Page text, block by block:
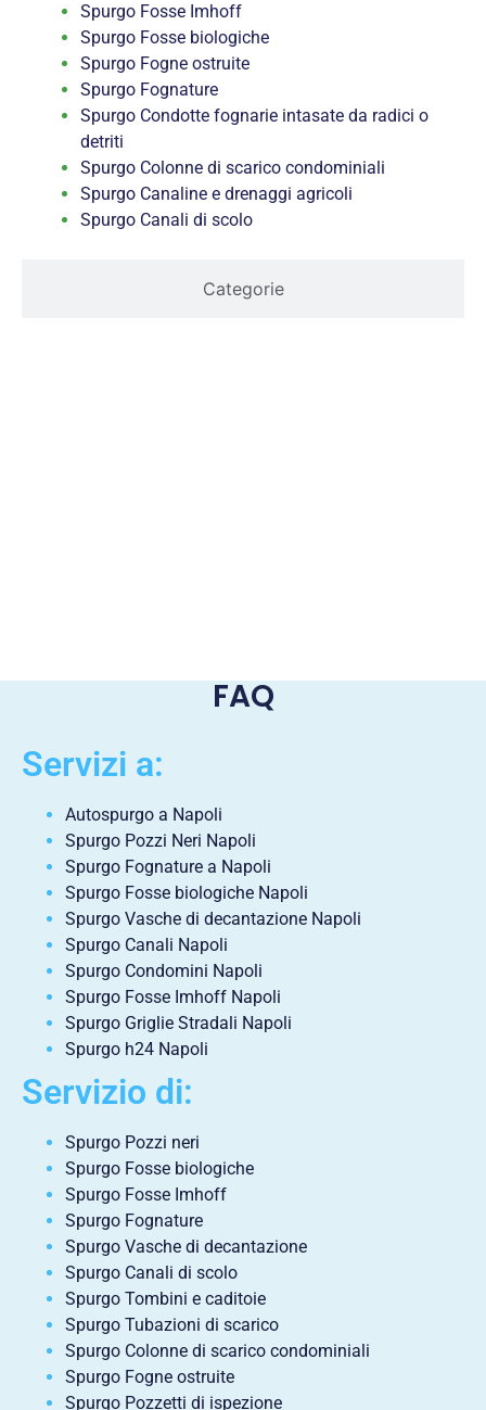
Categorie
Spurgo Fosse Imhoff
Spurgo Fosse biologiche
Spurgo Fogne ostruite
Spurgo Fognature
Spurgo Condotte fognarie intasate da radici o
detriti
Spurgo Colonne di scarico condominiali
Spurgo Canaline e drenaggi agricoli
Spurgo Canali di scolo
FAQ
Servizi a:
Autospurgo a Napoli
Spurgo Pozzi Neri Napoli
Spurgo Fognature a Napoli
Spurgo Fosse biologiche Napoli
Spurgo Vasche di decantazione Napoli
Spurgo Canali Napoli
Spurgo Condomini Napoli
Spurgo Fosse Imhoff Napoli
Spurgo Griglie Stradali Napoli
Spurgo h24 Napoli
Servizio di:
Spurgo Pozzi neri
Spurgo Fosse biologiche
Spurgo Fosse Imhoff
Spurgo Fognature
Spurgo Vasche di decantazione
Spurgo Canali di scolo
Spurgo Tombini e caditoie
Spurgo Tubazioni di scarico
Spurgo Colonne di scarico condominiali
Spurgo Fogne ostruite
Spurgo Pozzetti di ispezione